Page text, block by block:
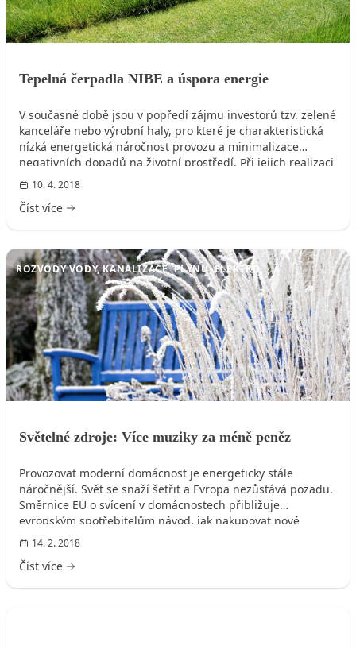
Tepelná čerpadla NIBE a úspora energie
V současné době jsou v popředí zájmu investorů tzv. zelené
kanceláře nebo výrobní haly, pro které je charakteristická
nízká energetická náročnost provozu a minimalizace
negativních dopadů na životní prostředí. Při jejich realizaci
se využívají environmentálně šetrné materiály a
nákladů a zkvalitnění vnitřního prostředí daných objektů.
10. 4. 2018
Číst více
ROZVODY VODY, KANALIZACE, PLYNU, ELEKTRO, ...
Světelné zdroje: Více muziky za méně peněz
Provozovat moderní domácnost je energeticky stále
náročnější. Svět se snaží šetřit a Evropa nezůstává pozadu.
Směrnice EU o svícení v domácnostech přibližuje
evropským spotřebitelům návod, jak nakupovat nové
světelné zdroje a svítidla.
14. 2. 2018
Číst více